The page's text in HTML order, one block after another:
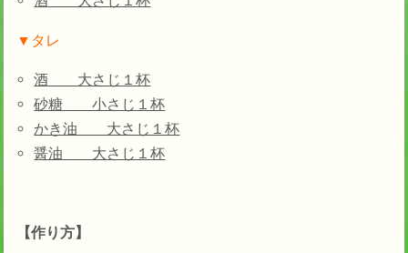
▼タレ
酒 大さじ１杯
砂糖 小さじ１杯
かき油 大さじ１杯
醤油 大さじ１杯
【作り方】